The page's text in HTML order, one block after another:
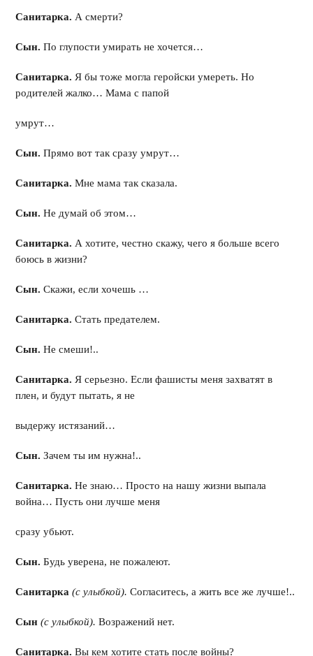
Санитарка. А смерти?
Сын.По глупости умирать не хочется…
Санитарка. Я бы тоже могла геройски умереть. Но
родителей жалко… Мама с папой
умрут…
Сын.Прямо вот так сразу умрут…
Санитарка. Мне мама так сказала.
Сын.Не думай об этом…
Санитарка. А хотите, честно скажу, чего я больше всего
боюсь в жизни?
Сын.Скажи, если хочешь …
Санитарка.Стать предателем.
Сын.Не смеши!..
Санитарка. Я серьезно. Если фашисты меня захватят в
плен, и будут пытать, я не
выдержу истязаний…
Сын.Зачем ты им нужна!..
Санитарка.Не знаю… Просто на нашу жизни выпала
война… Пусть они лучше меня
сразу убьют.
Сын.Будь уверена, не пожалеют.
Санитарка (с улыбкой). Согласитесь, а жить все же лучше!..
Сын (с улыбкой).Возражений нет.
Санитарка.Вы кем хотите стать после войны?